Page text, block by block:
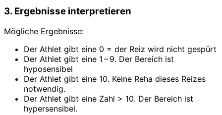
3. Ergebnisse interpretieren
Mögliche Ergebnisse:
Der Athlet gibt eine 0 = der Reiz wird nicht gespürt
Der Athlet gibt eine 1 – 9. Der Bereich ist
hyposensibel
Der Athlet gibt eine 10. Keine Reha dieses Reizes
notwendig.
Der Athlet gibt eine Zahl > 10. Der Bereich ist
hypersensibel.